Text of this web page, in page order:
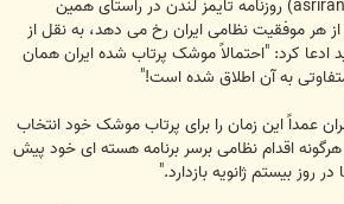
به گزارش عصر ایران (asriran.com) روزنامه تایمز لندن در راستای همین
هر موفقیت نظامی ایران رخ می دهد، به نقل از
ادعا کرد: "احتمالاً موشک پرتاب شده ایران همان
عمداً این زمان را برای پرتاب موشک خود انتخاب
هرگونه اقدام نظامی برسر برنامه هسته ای خود پیش
روز بیستم ژانویه بازدارد."